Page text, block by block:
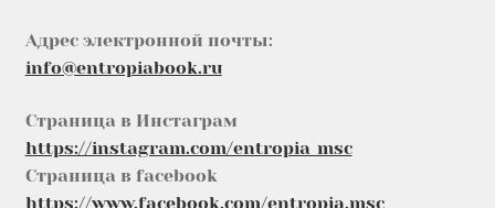
Адрес электронной почты:
info@entropiabook.ru
Страница в Инстаграм
https://instagram.com/entropia_msc
Страница в facebook
https://www.facebook.com/entropia.msc